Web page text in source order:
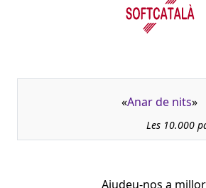
«Anar de nits»
Les 10.000
Ajudeu-nos a